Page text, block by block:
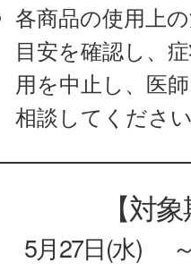
各商品の使用上
目安を確認し、
用を中止し、医
相談してくださ
【対
5月27日(水)